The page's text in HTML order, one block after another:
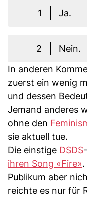
1 Ja.
2
Nein.
In anderen
zuerst ein wenig
und dessen
Jemand anderes
ohne den
sie aktuell tue.
Die einstige DSDS
ihren Song «Fire»
Publikum aber
reichte es nur für